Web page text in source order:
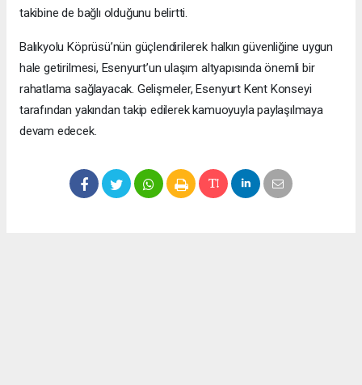
takibine de bağlı olduğunu belirtti.
Balıkyolu Köprüsü’nün güçlendirilerek halkın güvenliğine uygun
hale getirilmesi, Esenyurt’un ulaşım altyapısında önemli bir
rahatlama sağlayacak. Gelişmeler, Esenyurt Kent Konseyi
tarafından yakından takip edilerek kamuoyuyla paylaşılmaya
devam edecek.